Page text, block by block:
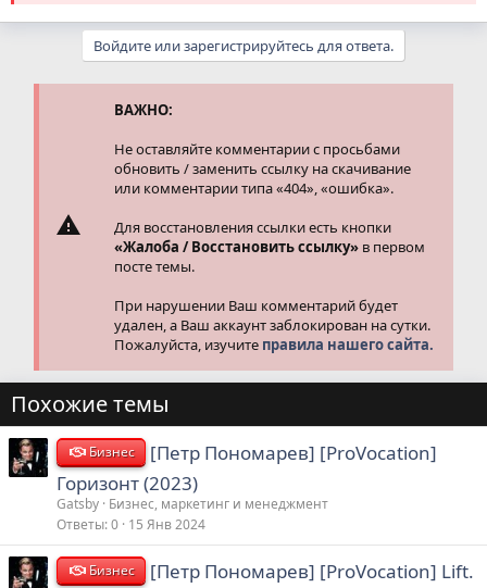
Войдите или зарегистрируйтесь для ответа.
ВАЖНО:
Не оставляйте комментарии с просьбами
обновить / заменить ссылку на скачивание
или комментарии типа «404», «ошибка».
Для восстановления ссылки есть кнопки
«Жалоба / Восстановить ссылку» в первом
посте темы.
При нарушении Ваш комментарий будет
удален, а Ваш аккаунт заблокирован на сутки.
Пожалуйста, изучите правила нашего сайта.
Похожие темы
Бизнес
[Петр Пономарев] [ProVocation]
Горизонт (2023)
Gatsby Бизнес, маркетинг и менеджмент
Ответы 0 15 Янв 2024
Бизнес
[Петр Пономарев] [ProVocation] Lift.